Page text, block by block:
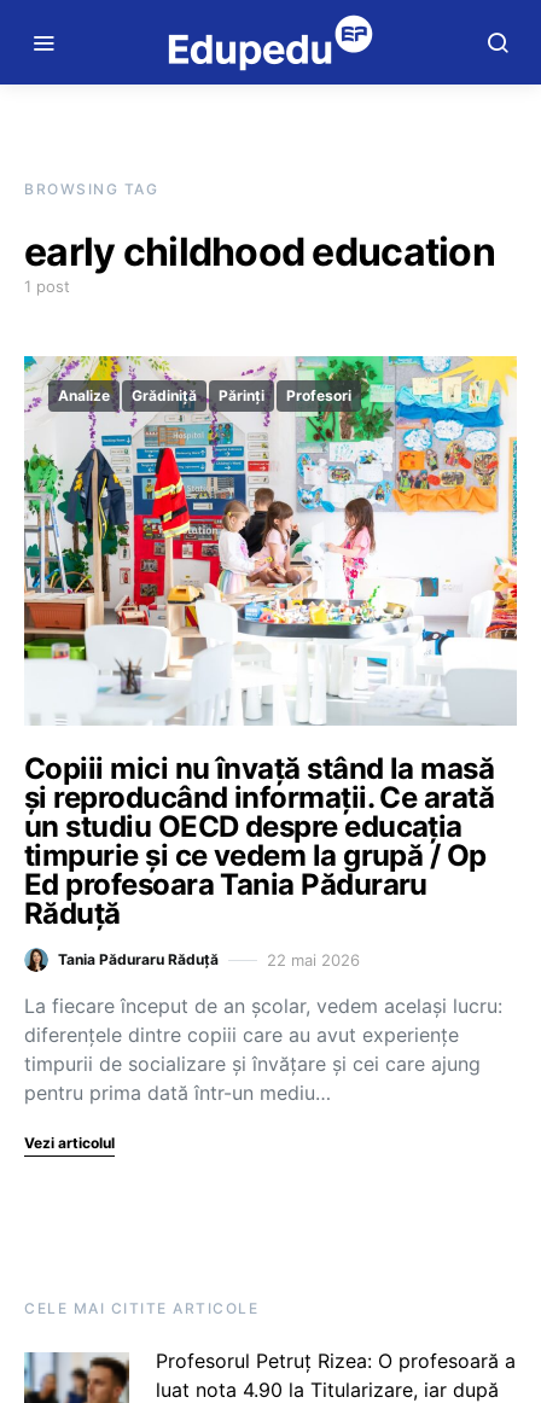
BROWSING TAG
early childhood education
1 post
Analize Grădiniță Părinți Profesori
Copiii mici nu învață stând la masă
și reproducând informații. Ce arată
un studiu OECD despre educația
timpurie și ce vedem la grupă / Op
Ed profesoara Tania Păduraru
Răduță
Tania Păduraru Răduță 22 mai 2026
La fiecare început de an școlar, vedem același lucru:
diferențele dintre copiii care au avut experiențe
timpurii de socializare și învățare și cei care ajung
pentru prima dată într-un mediu…
Vezi articolul
CELE MAI CITITE ARTICOLE
Profesorul Petruț Rizea: O profesoară a
luat nota 4.90 la Titularizare, iar după